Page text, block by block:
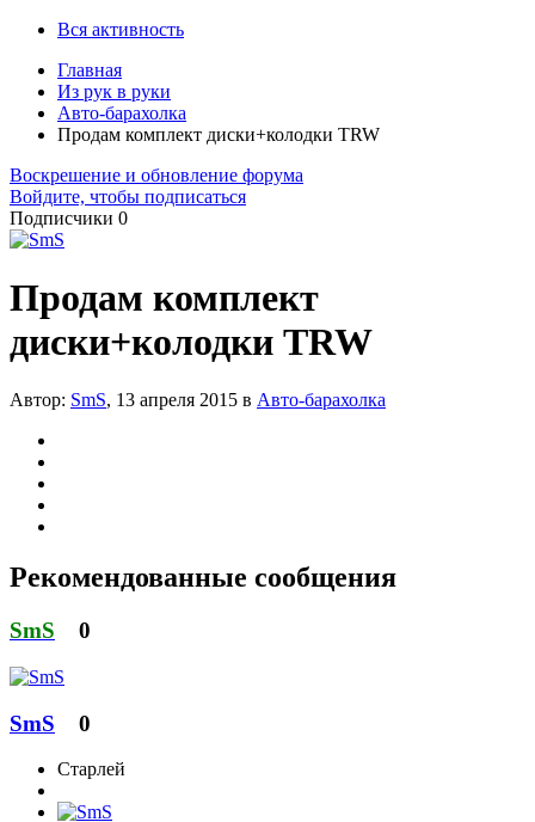
Вся активность
Главная
Из рук в руки
Авто-барахолка
Продам комплект диски+колодки TRW
Воскрешение и обновление форума
Войдите, чтобы подписаться
Подписчики 0
Продам комплект
диски+колодки TRW
Автор: SmS, 13 апреля 2015 в Авто-барахолка
Рекомендованные сообщения
SmS 0
SmS 0
Старлей